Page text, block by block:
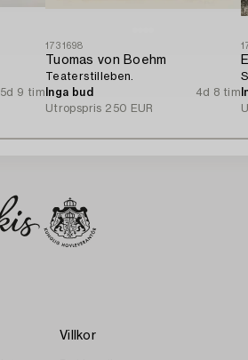
5d 9 tim
1731698
Tuomas von Boehm
Teaterstilleben.
Inga bud
4d 8 tim
Utropspris 250 EUR
Villkor